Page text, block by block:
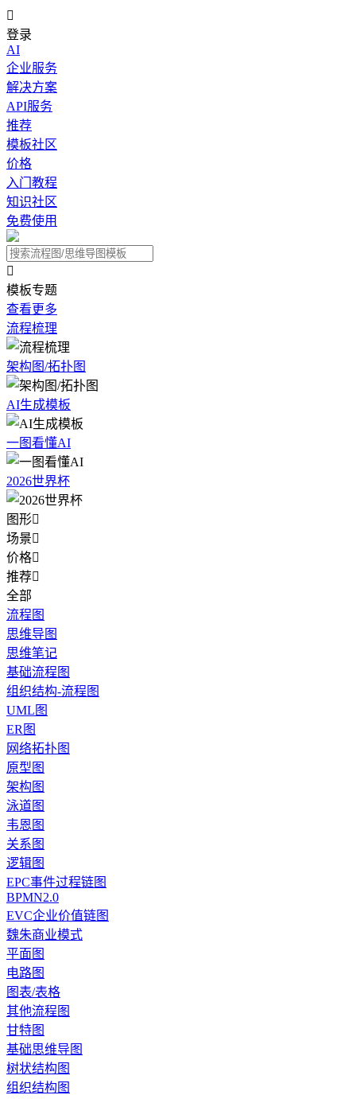

登录
AI
企业服务
解决方案
API服务
推荐
模板社区
价格
入门教程
知识社区
免费使用

模板专题
查看更多
流程梳理
架构图/拓扑图
AI生成模板
一图看懂AI
2026世界杯
图形
场景
价格
推荐
全部
流程图
思维导图
思维笔记
基础流程图
组织结构-流程图
UML图
ER图
网络拓扑图
原型图
架构图
泳道图
韦恩图
关系图
逻辑图
EPC事件过程链图
BPMN2.0
EVC企业价值链图
魏朱商业模式
平面图
电路图
图表/表格
其他流程图
甘特图
基础思维导图
树状结构图
组织结构图